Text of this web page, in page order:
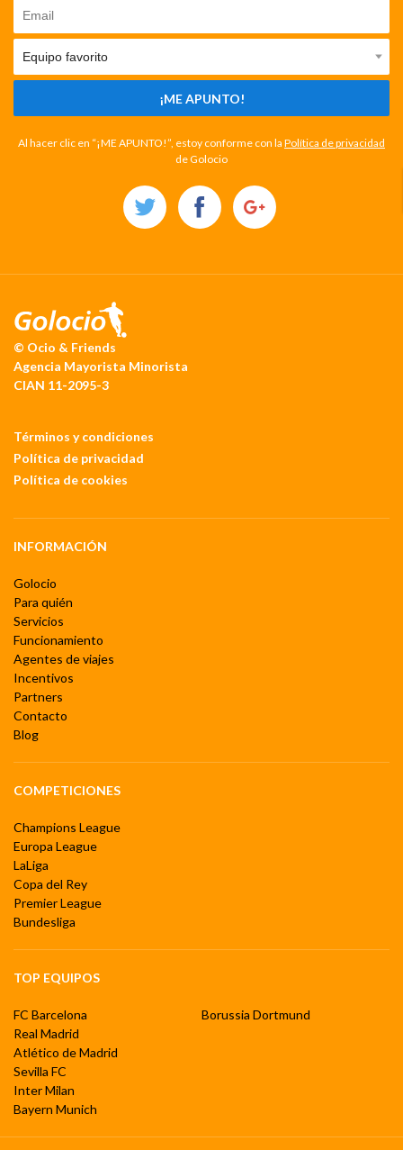
¡ME APUNTO!
Al hacer clic en “¡ME APUNTO!”, estoy conforme con la Política de privacidad
de Golocio
© Ocio & Friends
Agencia Mayorista Minorista
CIAN 11-2095-3
Términos y condiciones
Política de privacidad
Política de cookies
INFORMACIÓN
Golocio
Para quién
Servicios
Funcionamiento
Agentes de viajes
Incentivos
Partners
Contacto
Blog
COMPETICIONES
Champions League
Europa League
LaLiga
Copa del Rey
Premier League
Bundesliga
TOP EQUIPOS
FC Barcelona
Real Madrid
Atlético de Madrid
Sevilla FC
Inter Milan
Bayern Munich
Borussia Dortmund